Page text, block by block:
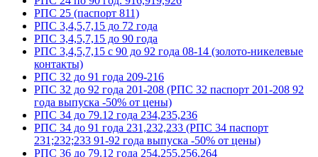
РПС 25 (паспорт 811)
РПС 3,4,5,7,15 до 72 года
РПС 3,4,5,7,15 до 90 года
РПС 3,4,5,7,15 с 90 до 92 года 08-14 (золото-никелевые
контакты)
РПС 32 до 91 года 209-216
РПС 32 до 92 года 201-208 (РПС 32 паспорт 201-208 92
года выпуска -50% от цены)
РПС 34 до 79.12 года 234,235,236
РПС 34 до 91 года 231,232,233 (РПС 34 паспорт
231;232;233 91-92 года выпуска -50% от цены)
РПС 36 до 79.12 года 254,255,256,264